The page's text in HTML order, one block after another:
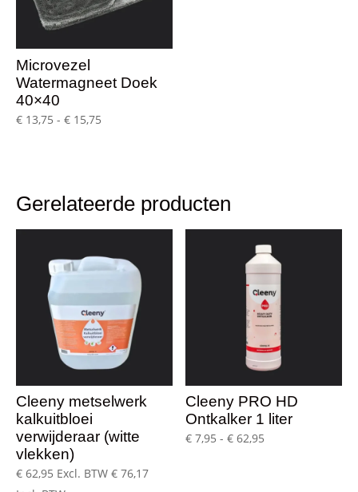
Microvezel
Watermagneet Doek
40×40
€ 13,75 - € 15,75
Gerelateerde producten
Cleeny metselwerk
kalkuitbloei
verwijderaar (witte
vlekken)
€ 62,95 Excl. BTW € 76,17
Cleeny PRO HD
Ontkalker 1 liter
€ 7,95 - € 62,95